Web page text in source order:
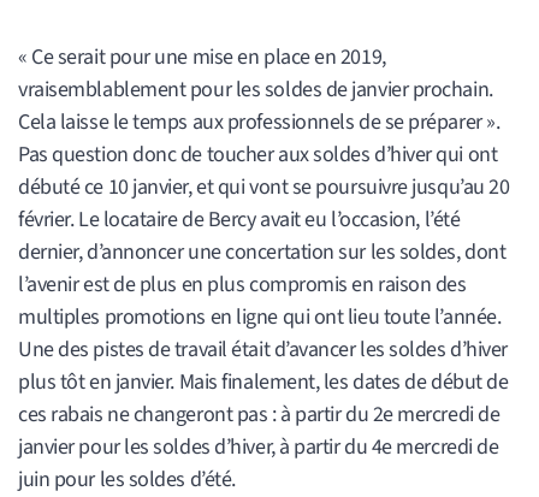
« Ce serait pour une mise en place en 2019,
vraisemblablement pour les soldes de janvier prochain.
Cela laisse le temps aux professionnels de se préparer ».
Pas question donc de toucher aux soldes d’hiver qui ont
débuté ce 10 janvier, et qui vont se poursuivre jusqu’au 20
février. Le locataire de Bercy avait eu l’occasion, l’été
dernier, d’annoncer une concertation sur les soldes, dont
l’avenir est de plus en plus compromis en raison des
multiples promotions en ligne qui ont lieu toute l’année.
Une des pistes de travail était d’avancer les soldes d’hiver
plus tôt en janvier. Mais finalement, les dates de début de
ces rabais ne changeront pas : à partir du 2e mercredi de
janvier pour les soldes d’hiver, à partir du 4e mercredi de
juin pour les soldes d’été.